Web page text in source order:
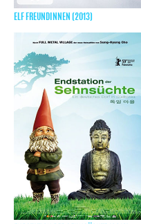
ELF FREUNDINNEN (2013)